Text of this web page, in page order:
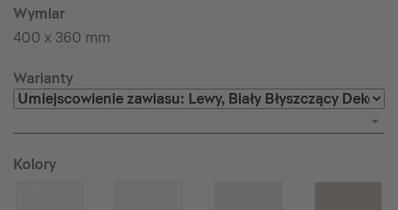
Wymiar
400 x 360 mm
Warianty
Kolory